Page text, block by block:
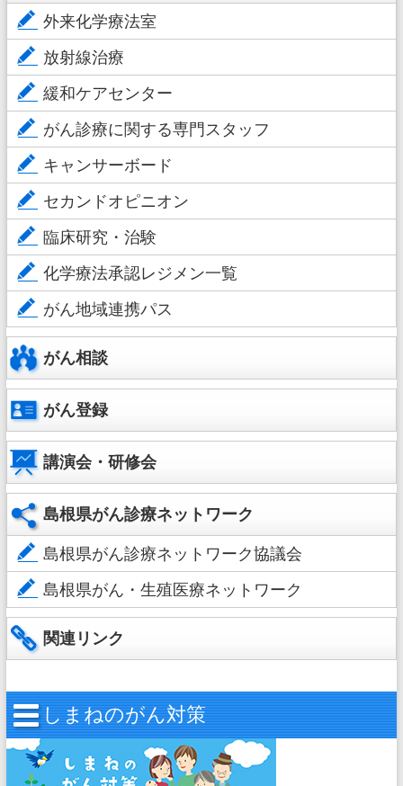
外来化学療法室
放射線治療
緩和ケアセンター
がん診療に関する専門スタッフ
キャンサーボード
セカンドオピニオン
臨床研究・治験
化学療法承認レジメン一覧
がん地域連携パス
がん相談
がん登録
講演会・研修会
島根県がん診療ネットワーク
島根県がん診療ネットワーク協議会
島根県がん・生殖医療ネットワーク
関連リンク
しまねのがん対策